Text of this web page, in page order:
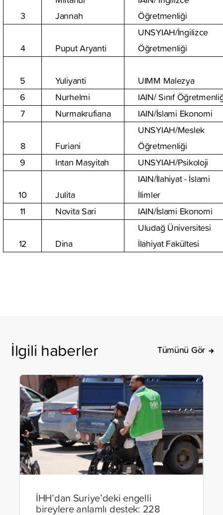
3
Jannah
Öğretmenliği
4 Puput Aryanti
UNSYIAH/İngilizce
Öğretmenliği
5 Yuliyanti
UIMM Malezya
6
Nurhelmi
IAIN/ Sınıf
7
Nurmakrufiana IAIN/İslami Ekonomi
8 Furiani
UNSYIAH/Meslek
Öğretmenliği
9
Intan Masyitah UNSYIAH/Psikoloji
10 Julita
IAIN/İlahiyat - İslami
İlimler
11
Novita Sari IAIN/İslami Ekonomi
12 Dina
Uludağ Üniversitesi
İlahiyat Fakültesi
İlgili haberler Tümünü Gör
İHH’dan Suriye’deki engelli
bireylere anlamlı destek: 228